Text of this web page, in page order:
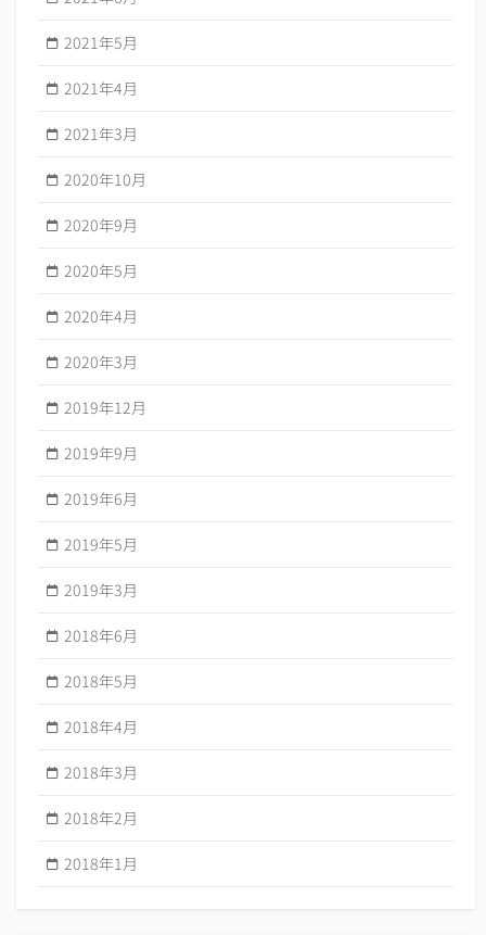
2021年5月
2021年4月
2021年3月
2020年10月
2020年9月
2020年5月
2020年4月
2020年3月
2019年12月
2019年9月
2019年6月
2019年5月
2019年3月
2018年6月
2018年5月
2018年4月
2018年3月
2018年2月
2018年1月